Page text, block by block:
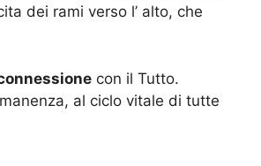
dei rami verso l’ alto, che
con il Tutto.
al ciclo vitale di tutte